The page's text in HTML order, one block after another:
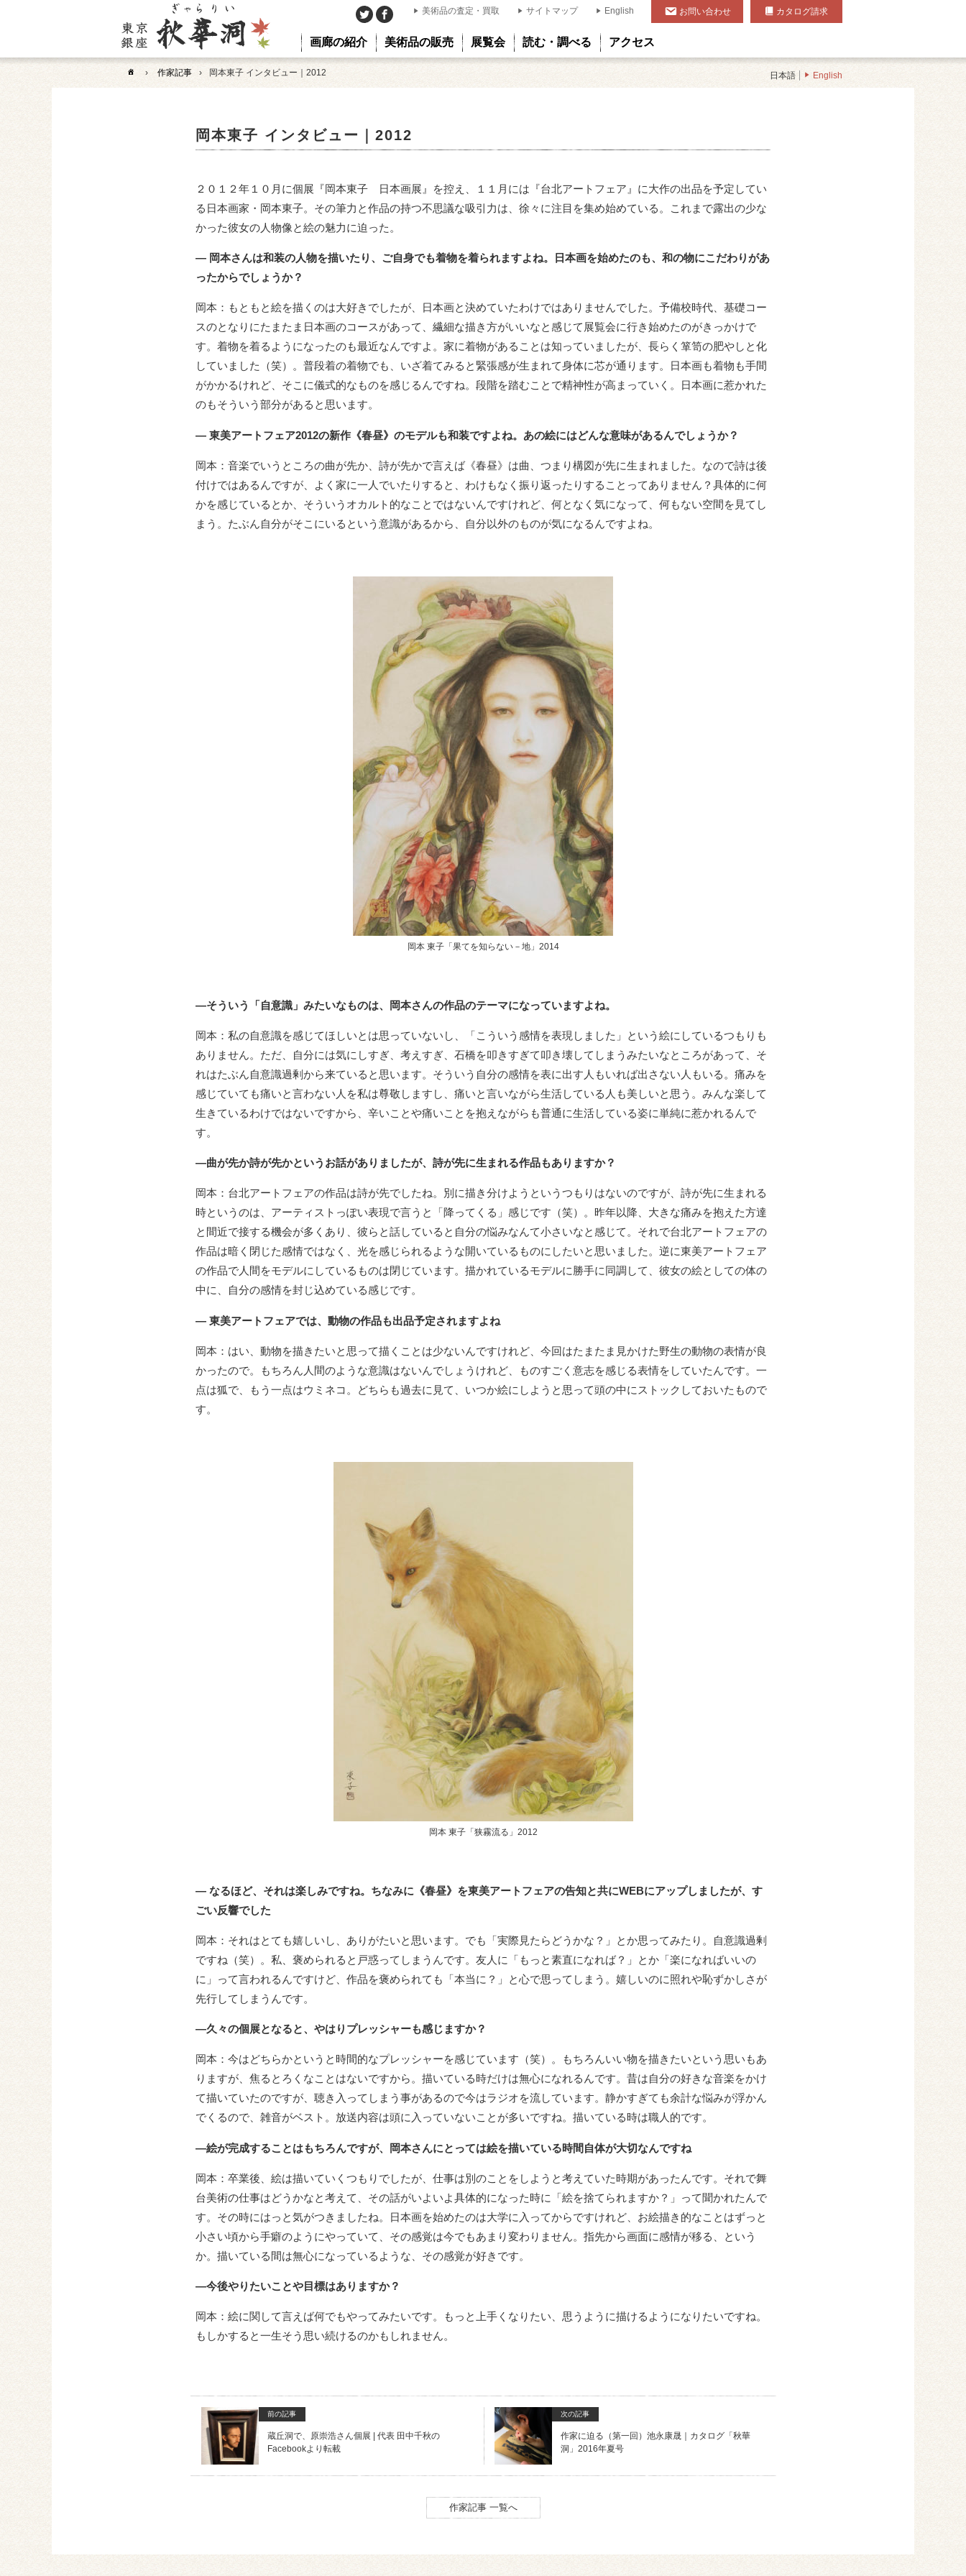
絵画骨董買取プロ
GALLERY SCENA
浮世絵ぎゃらりい秋華洞
画廊の紹介 美術品の販売 展覧会 読む・調べる アクセス
美術品の査定・買取 サイトマップ English お問い合わせ カタログ請求
› 作家記事 › 岡本東子 インタビュー｜2012 日本語 English
岡本東子 インタビュー｜2012
２０１２年１０月に個展『岡本東子 日本画展』を控え、１１月には『台北アートフェア』に大作の出品を予定してい
る日本画家・岡本東子。その筆力と作品の持つ不思議な吸引力は、徐々に注目を集め始めている。これまで露出の少な
かった彼女の人物像と絵の魅力に迫った。
― 岡本さんは和装の人物を描いたり、ご自身でも着物を着られますよね。日本画を始めたのも、和の物にこだわりがあ
ったからでしょうか？
岡本：もともと絵を描くのは大好きでしたが、日本画と決めていたわけではありませんでした。予備校時代、基礎コー
スのとなりにたまたま日本画のコースがあって、繊細な描き方がいいなと感じて展覧会に行き始めたのがきっかけで
す。 着物を着るようになったのも最近なんですよ。家に着物があることは知っていましたが、長らく箪笥の肥やしと化
していました（笑）。普段着の着物でも、いざ着てみると緊張感が生まれて身体に芯が通ります。日本画も着物も手間
がかかるけれど、そこに儀式的なものを感じるんですね。段階を踏むことで精神性が高まっていく。日本画に惹かれた
のもそういう部分があると思います。
― 東美アートフェア2012の新作《春昼》のモデルも和装ですよね。あの絵にはどんな意味があるんでしょうか？
岡本：音楽でいうところの曲が先か、詩が先かで言えば《春昼》は曲、つまり構図が先に生まれました。なので詩は後
付けではあるんですが、よく家に一人でいたりすると、わけもなく振り返ったりすることってありません？具体的に何
かを感じているとか、そういうオカルト的なことではないんですけれど、何となく気になって、何もない空間を見てし
まう。たぶん自分がそこにいるという意識があるから、自分以外のものが気になるんですよね。
岡本 東子「果てを知らない－地」2014
―そういう「自意識」みたいなものは、岡本さんの作品のテーマになっていますよね。
岡本：私の自意識を感じてほしいとは思っていないし、「こういう感情を表現しました」という絵にしているつもりも
ありません。ただ、自分には気にしすぎ、考えすぎ、石橋を叩きすぎて叩き壊してしまうみたいなところがあって、そ
れはたぶん自意識過剰から来ていると思います。そういう自分の感情を表に出す人もいれば出さない人もいる。痛みを
感じていても痛いと言わない人を私は尊敬しますし、痛いと言いながら生活している人も美しいと思う。みんな楽して
生きているわけではないですから、辛いことや痛いことを抱えながらも普通に生活している姿に単純に惹かれるんで
す。
―曲が先か詩が先かというお話がありましたが、詩が先に生まれる作品もありますか？
岡本：台北アートフェアの作品は詩が先でしたね。別に描き分けようというつもりはないのですが、詩が先に生まれる
時というのは、アーティストっぽい表現で言うと「降ってくる」感じです（笑）。昨年以降、大きな痛みを抱えた方達
と間近で接する機会が多くあり、彼らと話していると自分の悩みなんて小さいなと感じて。それで台北アートフェアの
作品は暗く閉じた感情ではなく、光を感じられるような開いているものにしたいと思いました。逆に東美アートフェア
の作品で人間をモデルにしているものは閉じています。描かれているモデルに勝手に同調して、彼女の絵としての体の
中に、自分の感情を封じ込めている感じです。
― 東美アートフェアでは、動物の作品も出品予定されますよね
岡本：はい、動物を描きたいと思って描くことは少ないんですけれど、今回はたまたま見かけた野生の動物の表情が良
かったので。もちろん人間のような意識はないんでしょうけれど、ものすごく意志を感じる表情をしていたんです。一
点は狐で、もう一点はウミネコ。どちらも過去に見て、いつか絵にしようと思って頭の中にストックしておいたもので
す。
岡本 東子「狭霧流る」2012
― なるほど、それは楽しみですね。ちなみに《春昼》を東美アートフェアの告知と共にWEBにアップしましたが、す
ごい反響でした
岡本：それはとても嬉しいし、ありがたいと思います。でも「実際見たらどうかな？」とか思ってみたり。自意識過剰
ですね（笑）。私、褒められると戸惑ってしまうんです。友人に「もっと素直になれば？」とか「楽になればいいの
に」って言われるんですけど、作品を褒められても「本当に？」と心で思ってしまう。嬉しいのに照れや恥ずかしさが
先行してしまうんです。
―久々の個展となると、やはりプレッシャーも感じますか？
岡本：今はどちらかというと時間的なプレッシャーを感じています（笑）。もちろんいい物を描きたいという思いもあ
りますが、焦るとろくなことはないですから。描いている時だけは無心になれるんです。昔は自分の好きな音楽をかけ
て描いていたのですが、聴き入ってしまう事があるので今はラジオを流しています。静かすぎても余計な悩みが浮かん
でくるので、雑音がベスト。放送内容は頭に入っていないことが多いですね。描いている時は職人的です。
―絵が完成することはもちろんですが、岡本さんにとっては絵を描いている時間自体が大切なんですね
岡本：卒業後、絵は描いていくつもりでしたが、仕事は別のことをしようと考えていた時期があったんです。それで舞
台美術の仕事はどうかなと考えて、その話がいよいよ具体的になった時に「絵を捨てられますか？」って聞かれたんで
す。その時にはっと気がつきましたね。日本画を始めたのは大学に入ってからですけれど、お絵描き的なことはずっと
小さい頃から手癖のようにやっていて、その感覚は今でもあまり変わりません。指先から画面に感情が移る、という
か。描いている間は無心になっているような、その感覚が好きです。
―今後やりたいことや目標はありますか？
岡本：絵に関して言えば何でもやってみたいです。もっと上手くなりたい、思うように描けるようになりたいですね。
もしかすると一生そう思い続けるのかもしれません。
前の記事
蔵丘洞で、原崇浩さん個展 | 代表 田中千秋の
Facebookより転載
次の記事
作家に迫る（第一回）池永康晟｜カタログ「秋華
洞」2016年夏号
作家記事 一覧へ